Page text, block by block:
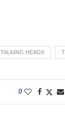
TALKING HEADS
0